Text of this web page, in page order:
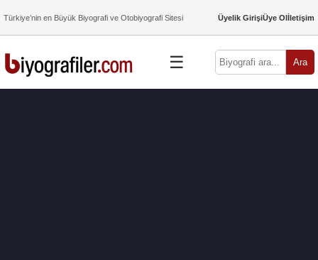
Türkiye’nin en Büyük Biyografi ve Otobiyografi Sitesi Üyelik GirişiÜye Olİletişim
☰ Ara